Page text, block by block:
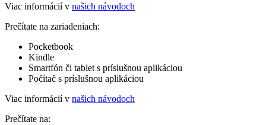
Viac informácií v našich návodoch
Prečítate na zariadeniach:
Pocketbook
Kindle
Smartfón či tablet s príslušnou aplikáciou
Počítač s príslušnou aplikáciou
Viac informácií v našich návodoch
Prečítate na: